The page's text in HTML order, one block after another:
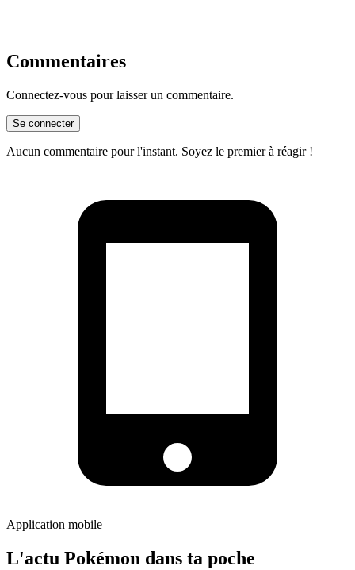
Commentaires
Connectez-vous pour laisser un commentaire.
Se connecter
Aucun commentaire pour l'instant. Soyez le premier à réagir !
Application mobile
L'actu Pokémon dans ta poche